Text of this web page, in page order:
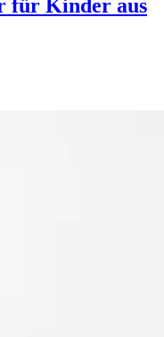
für Kinder aus